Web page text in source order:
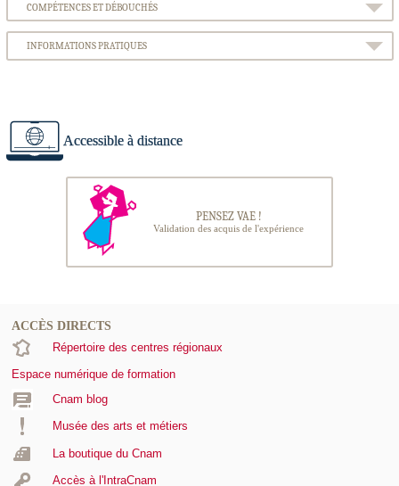
COMPÉTENCES ET DÉBOUCHÉS
INFORMATIONS PRATIQUES
Accessible à distance
PENSEZ VAE !
Validation des acquis de l'expérience
ACCÈS DIRECTS
Répertoire des centres régionaux
Espace numérique de formation
Cnam blog
Musée des arts et métiers
La boutique du Cnam
Accès à l'IntraCnam